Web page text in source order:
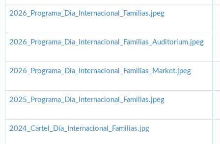
2026_Programa_Dia_Internacional_Familias.jpeg
2026_Programa_Dia_Internacional_Familias_Auditorium.jpeg
2026_Programa_Dia_Internacional_Familias_Market.jpeg
2025_Programa_Dia_Internacional_Familias.jpeg
2024_Cartel_Día_Internacional_Familias.jpg